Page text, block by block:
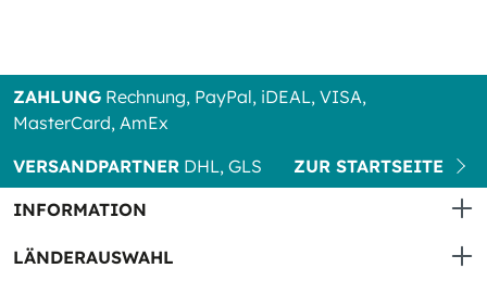
ZAHLUNG Rechnung, PayPal, iDEAL, VISA,
MasterCard, AmEx
VERSANDPARTNER DHL, GLS
ZUR STARTSEITE
INFORMATION
LÄNDERAUSWAHL